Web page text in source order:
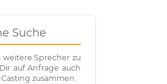
Suche
weitere Sprecher zu
auf Anfrage auch
zusammen.